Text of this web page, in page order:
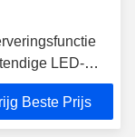
LED-
CCT
6000K
Beste Prijs